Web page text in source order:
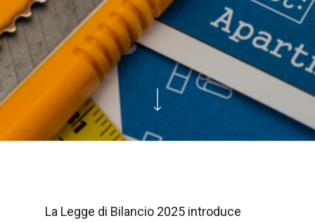
La Legge di Bilancio 2025 introduce